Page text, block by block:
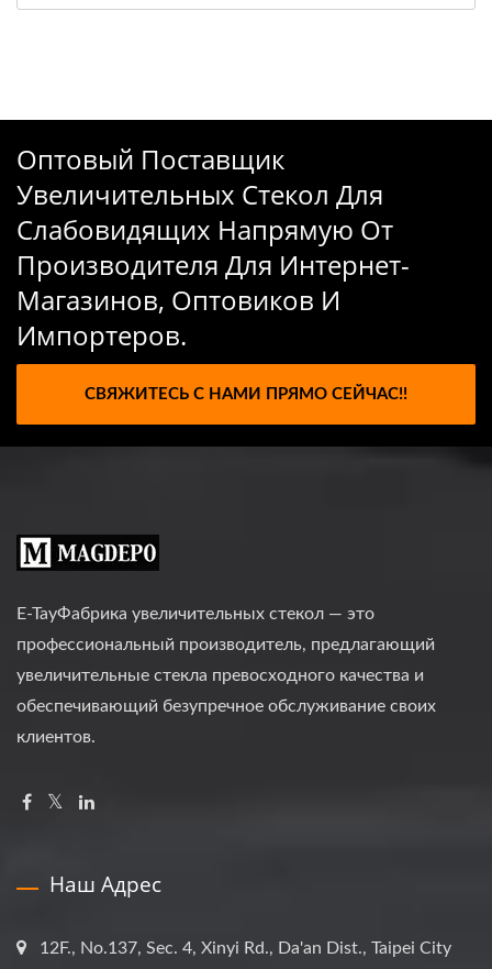
Оптовый Поставщик
Увеличительных Стекол Для
Слабовидящих Напрямую От
Производителя Для Интернет-
Магазинов, Оптовиков И
Импортеров.
СВЯЖИТЕСЬ С НАМИ ПРЯМО СЕЙЧАС!!
E-TayФабрика увеличительных стекол — это
профессиональный производитель, предлагающий
увеличительные стекла превосходного качества и
обеспечивающий безупречное обслуживание своих
клиентов.
Наш Адрес
12F., No.137, Sec. 4, Xinyi Rd., Da'an Dist., Taipei City